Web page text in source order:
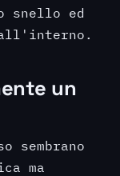
snello ed
un
sembrano
ma